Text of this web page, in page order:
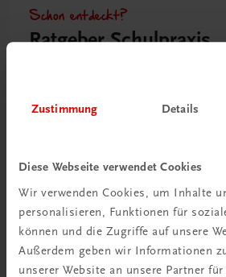
Zustimmung Details
Diese Webseite verwendet Cookies
Wir verwenden Cookies, um Inhalte
personalisieren, Funktionen für
können und die Zugriffe auf unsere
Außerdem geben wir Informationen
unserer Website an unsere Partner
Schon entdeckt?
Ratgeber Schulpraxis